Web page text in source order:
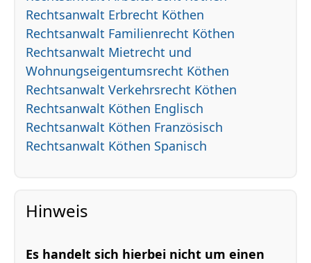
Rechtsanwalt Erbrecht Köthen
Rechtsanwalt Familienrecht Köthen
Rechtsanwalt Mietrecht und
Wohnungseigentumsrecht Köthen
Rechtsanwalt Verkehrsrecht Köthen
Rechtsanwalt Köthen Englisch
Rechtsanwalt Köthen Französisch
Rechtsanwalt Köthen Spanisch
Hinweis
Es handelt sich hierbei nicht um einen